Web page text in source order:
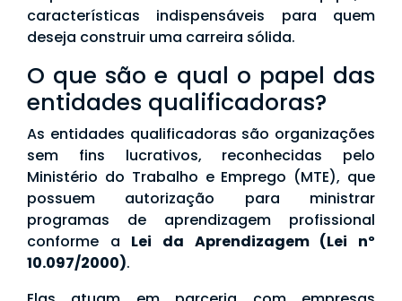
características indispensáveis para quem
deseja construir uma carreira sólida.
O que são e qual o papel das
entidades qualificadoras?
As entidades qualificadoras são organizações
sem fins lucrativos, reconhecidas pelo
Ministério do Trabalho e Emprego (MTE), que
possuem autorização para ministrar
programas de aprendizagem profissional
conforme a Lei da Aprendizagem (Lei nº
10.097/2000).